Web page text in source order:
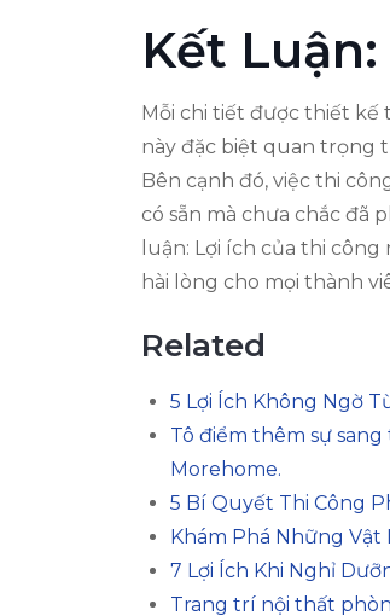
Kết
Mỗi chi tiết được thiết kế
này đặc biệt quan trọng
Bên cạnh đó, việc thi
có sẵn mà chưa chắc đã
luận: Lợi ích của thi
hài lòng cho mọi thành
Related
5 Lợi Ích Không Ngờ
Tô điểm thêm sự
Morehome.
5 Bí Quyết Thi Công
Khám Phá Những Vật
7 Lợi Ích Khi Nghỉ
Trang trí nội thất